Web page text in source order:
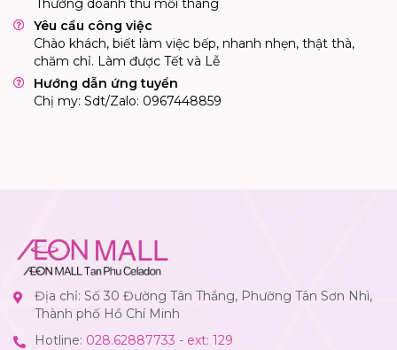
Thưởng doanh thu mỗi tháng
Yêu cầu công việc
Chào khách, biết làm việc bếp, nhanh nhẹn, thật thà,
chăm chỉ. Làm được Tết và Lễ
Hướng dẫn ứng tuyển
Chị my: Sdt/Zalo: 0967448859
Địa chỉ: Số 30 Đường Tân Thắng, Phường Tân Sơn Nhì,
Thành phố Hồ Chí Minh
Hotline: 028.62887733 - ext: 129